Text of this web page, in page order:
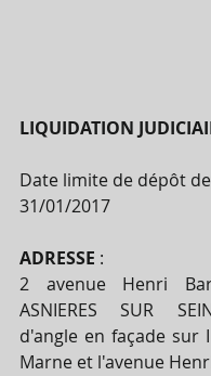
LIQUIDATION
Date limite de dépôt
31/01/2017
ADRESSE :
2 avenue Henri
ASNIERES SUR
d'angle en façade sur
Marne et l'avenue